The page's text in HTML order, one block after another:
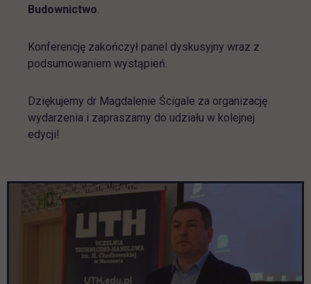
Budownictwo.
Konferencję zakończył panel dyskusyjny wraz z
podsumowaniem wystąpień.
Dziękujemy dr Magdalenie Ścigale za organizację
wydarzenia i zapraszamy do udziału w kolejnej
edycji!
Pomiń galerię